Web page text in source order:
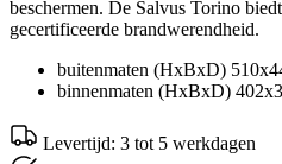
beschermen. De Salvus Torino
gecertificeerde brandwerendheid.
buitenmaten (HxBxD)
binnenmaten (HxBxD)
Levertijd: 3 tot 5 werkdagen